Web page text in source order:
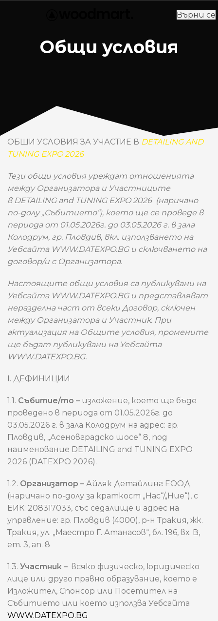
Върни се
Общи условия
ОБЩИ УСЛОВИЯ ЗА УЧАСТИЕ В DETAILING AND
TUNING EXPO 2026
Тези общи условия уреждат отношенията
между Организатора и Участниците
в DETAILING and TUNING EXPO 2026 (наричано
по-долу „Събитието“), което ще се проведе в
периода от 01.05.2026г. до 03.05.2026 г. в зала
Колодрум, гр. Пловдив, вкл. използването на
Уебсайта WWW.DATEXPO.BG и сключването на
договор/и с Организатора.
Настоящите общи условия са публикувани на
Уебсайта WWW.DATEXPO.BG и представляват
неразделна част от всеки Договор, сключен
между Организатора и Участник. При
актуализация на Общите условия, промените
ще бъдат публикувани на Уебсайта
WWW.DATEXPO.BG.
I. ДЕФИНИЦИИ
1.1. Събитие/то – изложение, което ще бъде
проведено в периода от 01.05.2026г. до
03.05.2026 г. в зала Колодрум на адрес: гр.
Пловдив, „Асеновградско шосе“ 8, под
наименование DETAILING and TUNING EXPO
2026 (DATEXPO 2026).
1.2. Организатор – Айляк Детайлинг ЕООД
(наричано по-долу за краткост „Нас“/„Ние“), с
ЕИК: 208317033, със седалище и адрес на
управление: гр. Пловдив (4000), р-н Тракия, жк.
Тракия, ул. „Маестро Г. Атанасов“, бл. 196, вх. В,
ет. 3, ап. 8
1.3. Участник – всяко физическо, юридическо
лице или друго правно образувание, което е
Изложител, Спонсор или Посетител на
Събитието или което използва Уебсайта
WWW.DATEXPO.BG